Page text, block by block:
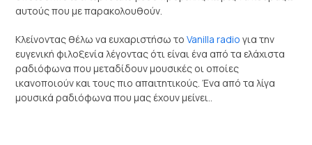
αυτούς που με παρακολουθούν.
Κλείνοντας θέλω να ευχαριστήσω τοVanilla radio για την
ευγενική φιλοξενία λέγοντας ότι είναι ένα από τα ελάχιστα
ραδιόφωνα που μεταδίδουν μουσικές οι οποίες
ικανοποιούν και τους πιο απαιτητικούς. Ένα από τα λίγα
μουσικά ραδιόφωνα που μας έχουν μείνει..